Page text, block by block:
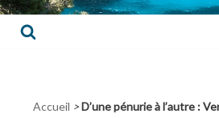
Accueil > D’une pénurie à l’autre :